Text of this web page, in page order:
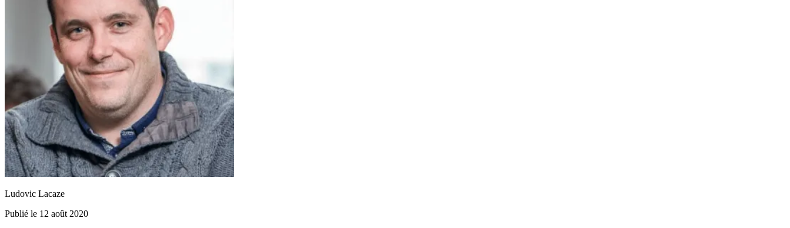
Ludovic Lacaze
Publié le 12 août 2020